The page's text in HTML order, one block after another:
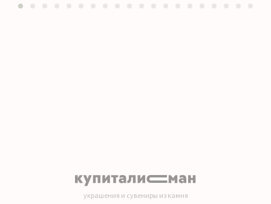
украшения и сувениры из камня